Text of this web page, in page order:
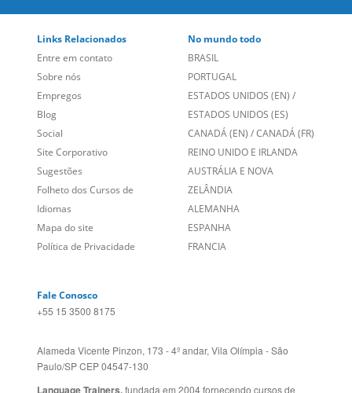
Links Relacionados
Entre em contato
Sobre nós
Empregos
Blog
Social
Site Corporativo
Sugestões
Folheto dos Cursos de
Idiomas
No mundo todo
BRASIL
PORTUGAL
ESTADOS UNIDOS (EN)/
ESTADOS UNIDOS (ES)
CANADÁ (EN) /CANADÁ (FR)
REINO UNIDO E IRLANDA
AUSTRÁLIA E NOVA
ZELÂNDIA
ALEMANHA
+55 15 3500 8175
Alameda Vicente Pinzon, 173 - 4º andar, Vila Olímpia - São